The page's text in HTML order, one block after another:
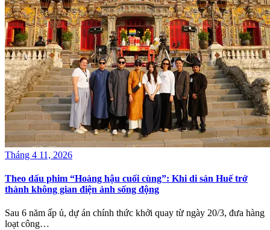
Tháng 4 11, 2026
Theo dấu phim “Hoàng hậu cuối cùng”: Khi di sản Huế trở
thành không gian điện ảnh sống động
Sau 6 năm ấp ủ, dự án chính thức khởi quay từ ngày 20/3, đưa hàng
loạt công…